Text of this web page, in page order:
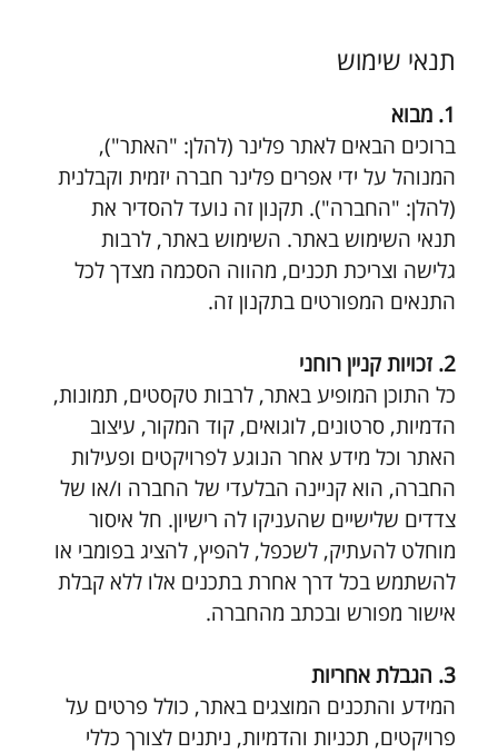
1. מבוא
ברוכים הבאים לאתר פלינר (להלן: "האתר"),
המנוהל על ידי אפרים פלינר חברה יזמית וקבלנית
(להלן: "החברה"). תקנון זה נועד להסדיר את
תנאי השימוש באתר. השימוש באתר, לרבות
גלישה וצריכת תכנים, מהווה הסכמה מצדך לכל
התנאים המפורטים בתקנון זה.
2. זכויות קניין רוחני
כל התוכן המופיע באתר, לרבות טקסטים, תמונות,
הדמיות, סרטונים, לוגואים, קוד המקור, עיצוב
האתר וכל מידע אחר הנוגע לפרויקטים ופעילות
החברה, הוא קניינה הבלעדי של החברה ו/או של
צדדים שלישיים שהעניקו לה רישיון. חל איסור
מוחלט להעתיק, לשכפל, להפיץ, להציג בפומבי או
להשתמש בכל דרך אחרת בתכנים אלו ללא קבלת
אישור מפורש ובכתב מהחברה.
3. הגבלת אחריות
המידע והתכנים המוצגים באתר, כולל פרטים על
פרויקטים, תכניות והדמיות, ניתנים לצורך כללי
תנאי שימוש